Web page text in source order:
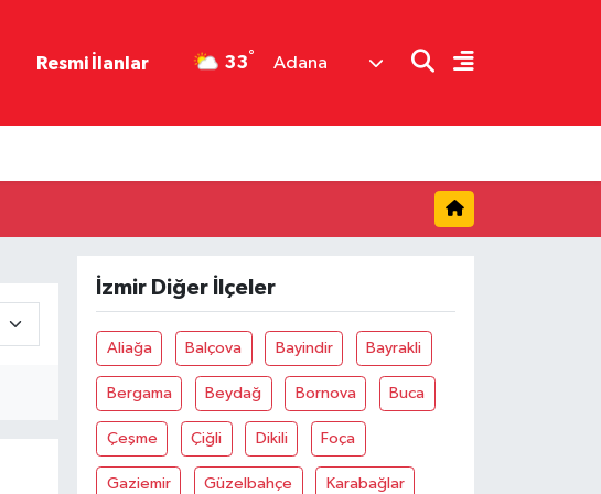
Resmi İlanlar 33° Adana
İzmir Diğer İlçeler
Aliağa Balçova Bayindir Bayrakli
Bergama Beydağ Bornova Buca
Çeşme Çiğli Dikili Foça
Gaziemir Güzelbahçe Karabağlar